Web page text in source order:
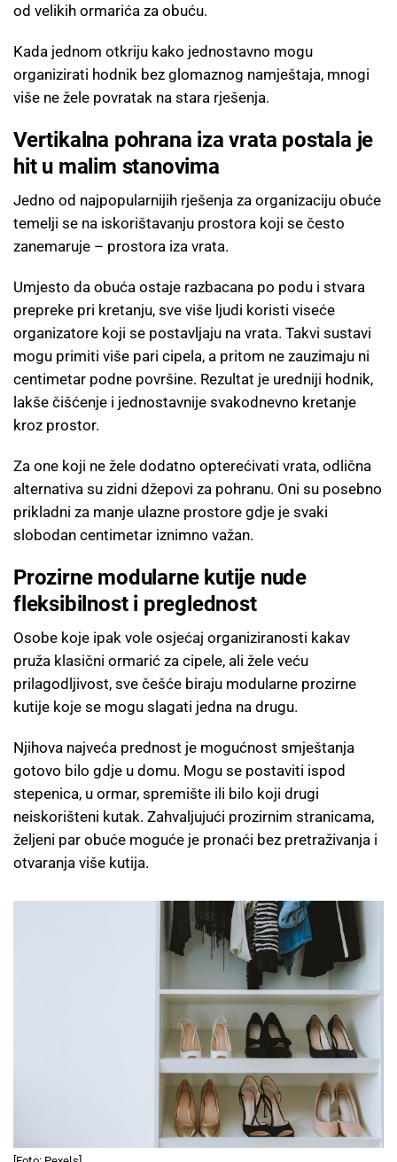
od velikih ormarića za obuću.
Kada jednom otkriju kako jednostavno mogu
organizirati hodnik bez glomaznog namještaja, mnogi
više ne žele povratak na stara rješenja.
Vertikalna pohrana iza vrata postala je
hit u malim stanovima
Jedno od najpopularnijih rješenja za organizaciju obuće
temelji se na iskorištavanju prostora koji se često
zanemaruje – prostora iza vrata.
Umjesto da obuća ostaje razbacana po podu i stvara
prepreke pri kretanju, sve više ljudi koristi viseće
organizatore koji se postavljaju na vrata. Takvi sustavi
mogu primiti više pari cipela, a pritom ne zauzimaju ni
centimetar podne površine. Rezultat je uredniji hodnik,
lakše čišćenje i jednostavnije svakodnevno kretanje
kroz prostor.
Za one koji ne žele dodatno opterećivati vrata, odlična
alternativa su zidni džepovi za pohranu. Oni su posebno
prikladni za manje ulazne prostore gdje je svaki
slobodan centimetar iznimno važan.
Prozirne modularne kutije nude
fleksibilnost i preglednost
Osobe koje ipak vole osjećaj organiziranosti kakav
pruža klasični ormarić za cipele, ali žele veću
prilagodljivost, sve češće biraju modularne prozirne
kutije koje se mogu slagati jedna na drugu.
Njihova najveća prednost je mogućnost smještanja
gotovo bilo gdje u domu. Mogu se postaviti ispod
stepenica, u ormar, spremište ili bilo koji drugi
neiskorišteni kutak. Zahvaljujući prozirnim stranicama,
željeni par obuće moguće je pronaći bez pretraživanja i
otvaranja više kutija.